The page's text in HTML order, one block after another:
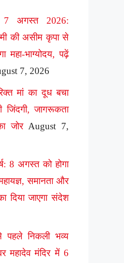
अगस्त 2026:
की असीम कृपा से
महा-भाग्योदय, पढ़ें
7, 2026
मां का दूध बचा
जागरूकता
जोर August 7,
8 अगस्त को होगा
समानता और
दिया जाएगा संदेश
पहले निकली भव्य
महादेव मंदिर में 6